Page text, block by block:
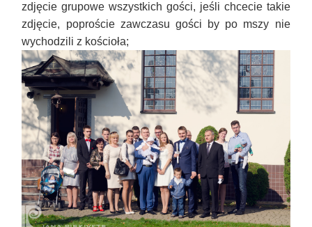
zdjęcie grupowe wszystkich gości, jeśli chcecie takie
zdjęcie, poproście zawczasu gości by po mszy nie
wychodzili z kościoła;